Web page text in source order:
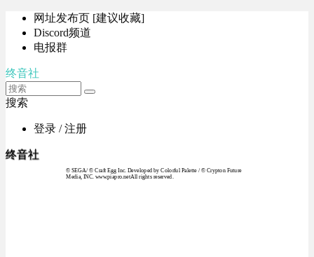
网址发布页 [建议收藏]
Discord频道
电报群
终音社
搜索
登录 / 注册
终音社
© SEGA / © Craft Egg Inc. Developed by Colorful Palette / © Crypton Future
Media, INC. www.piapro.netAll rights reserved.